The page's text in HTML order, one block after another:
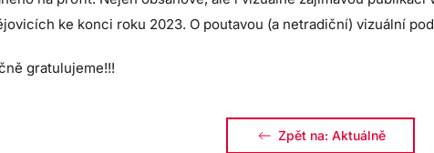
ke konci roku 2023. O poutavou (a netradiční) vizuální
gratulujeme!!!
Zpět na: Aktuálně